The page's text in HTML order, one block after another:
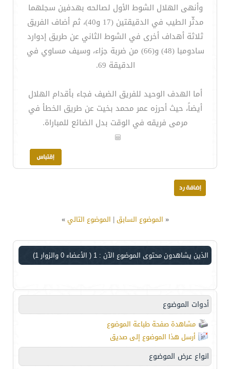
وأنهى الهلال الشوط الأول لصالحه بهدفين سجلهما
مدثّر الطيب في الدقيقتين (17 و40)، ثم أضاف الفريق
ثلاثة أهداف أخرى في الشوط الثاني عن طريق إدوارد
سادومبا (48) و(66) من ضربة جزاء، وسيف مساوي في
الدقيقة 69.
أما الهدف الوحيد للفريق الضيف فجاء بأقدام الهلال
أيضاً، حيث أحرزه عمر محمد بخيت عن طريق الخطأ في
مرمى فريقه في الوقت بدل الضائع للمباراة.
« الموضوع السابق| الموضوع التالي»
الذين يشاهدون محتوى الموضوع الآن : 1 ( الأعضاء 0 والزوار 1)
أدوات الموضوع
مشاهدة صفحة طباعة الموضوع
أرسل هذا الموضوع إلى صديق
انواع عرض الموضوع